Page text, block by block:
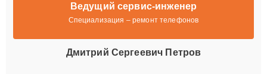
Ведущий сервис-инженер
Специализация – ремонт телефонов
Дмитрий Сергеевич Петров